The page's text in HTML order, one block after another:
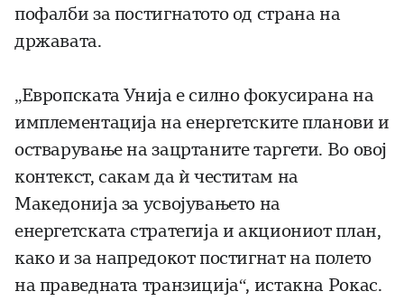
пофалби за постигнатото од страна на
државата.
„Европската Унија е силно фокусирана на
имплементација на енергетските планови и
остварување на зацртаните таргети. Во овој
контекст, сакам да ѝ честитам на
Македонија за усвојувањето на
енергетската стратегија и акциониот план,
како и за напредокот постигнат на полето
на праведната транзиција“, истакна Рокас.